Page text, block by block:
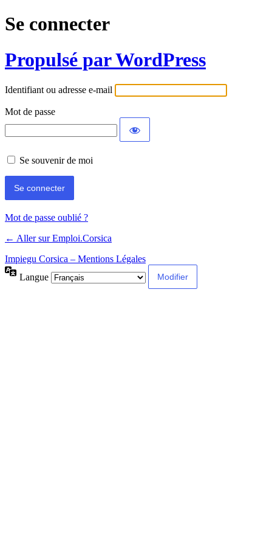
Se connecter
Propulsé par WordPress
Identifiant ou adresse e-mail
Mot de passe
Se souvenir de moi
Mot de passe oublié ?
← Aller sur Emploi.Corsica
Impiegu Corsica – Mentions Légales
Langue